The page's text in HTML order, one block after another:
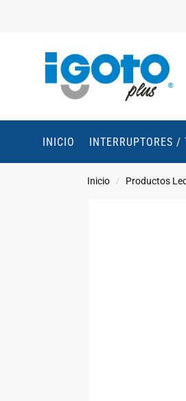
INICIO INTERRUPTORES /
Inicio / Productos